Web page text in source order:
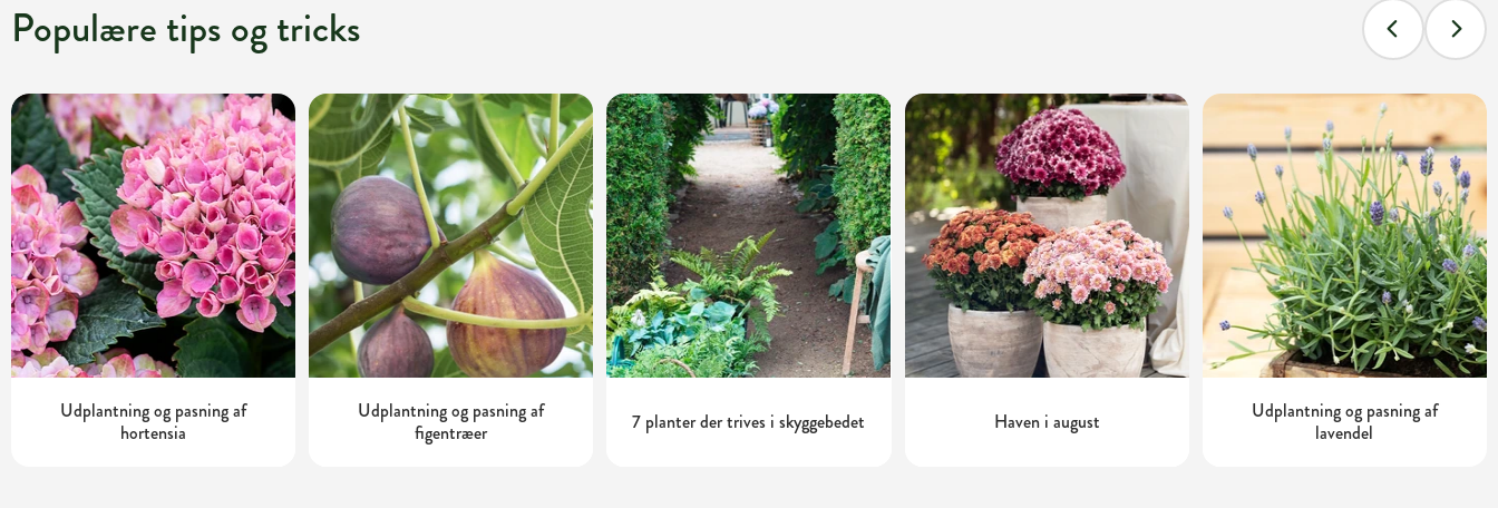
Populære tips og tricks
Udplantning og pasning af
hortensia
Udplantning og pasning af
figentræer
7 planter der trives i skyggebedet Haven i august
Udplantning og pasning af
lavendel